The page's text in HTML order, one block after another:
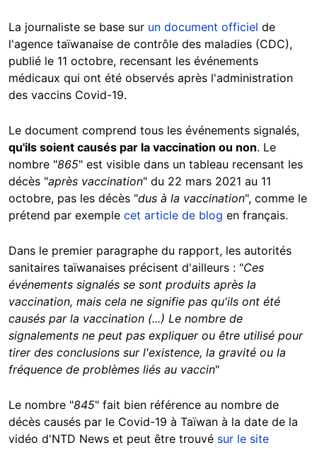
La journaliste se base sur un document officiel de
l'agence taïwanaise de contrôle des maladies (CDC),
publié le 11 octobre, recensant les événements
médicaux qui ont été observés après l'administration
des vaccins Covid-19.
Le document comprend tous les événements signalés,
qu'ils soient causés par la vaccination ou non. Le
nombre "865" est visible dans un tableau recensant les
décès "après vaccination" du 22 mars 2021 au 11
octobre, pas les décès "dus à la vaccination", comme le
prétend par exemple cet article de blog en français.
Dans le premier paragraphe du rapport, les autorités
sanitaires taïwanaises précisent d'ailleurs : "Ces
événements signalés se sont produits après la
vaccination, mais cela ne signifie pas qu'ils ont été
causés par la vaccination (...) Le nombre de
signalements ne peut pas expliquer ou être utilisé pour
tirer des conclusions sur l'existence, la gravité ou la
fréquence de problèmes liés au vaccin"
Le nombre "845" fait bien référence au nombre de
décès causés par le Covid-19 à Taïwan à la date de la
vidéo d'NTD News et peut être trouvé sur le site